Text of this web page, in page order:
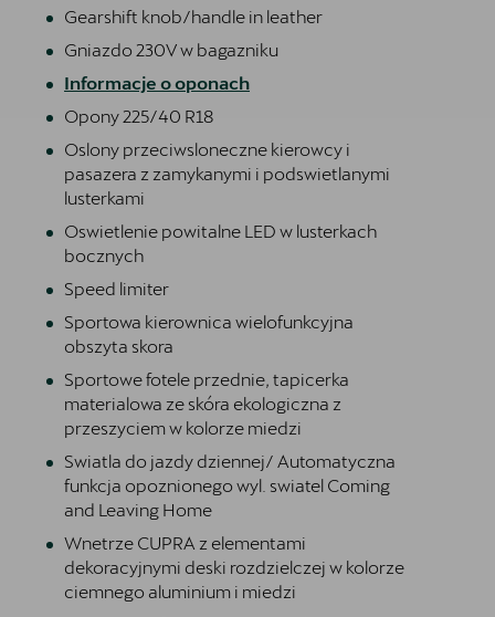
Bezpłatna jazda próbna
Przetestuj model z wybranym silnikiem i skrzynią biegów
OTOMOTO
Sprawdź najkorzystniejsze oferty
Gearshift knob/handle in leather
Gniazdo 230V w bagazniku
Informacje o oponach
Opony 225/40 R18
Oslony przeciwsloneczne kierowcy i
pasazera z zamykanymi i podswietlanymi
lusterkami
Oswietlenie powitalne LED w lusterkach
bocznych
Speed limiter
Sportowa kierownica wielofunkcyjna
obszyta skora
Sportowe fotele przednie, tapicerka
materialowa ze skóra ekologiczna z
przeszyciem w kolorze miedzi
Swiatla do jazdy dziennej/ Automatyczna
funkcja opoznionego wyl. swiatel Coming
and Leaving Home
Wnetrze CUPRA z elementami
dekoracyjnymi deski rozdzielczej w kolorze
ciemnego aluminium i miedzi